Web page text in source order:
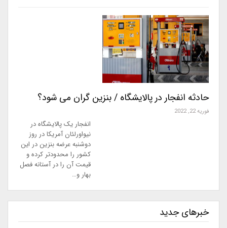
حادثه انفجار در پالایشگاه / بنزین گران می شود؟
فوریه 22, 2022
انفجار یک پالایشگاه در
نیواورلئان آمریکا در روز
دوشنبه عرضه بنزین در این
کشور را محدودتر کرده و
قیمت آن را در آستانه فصل
بهار و…
خبرهای جدید